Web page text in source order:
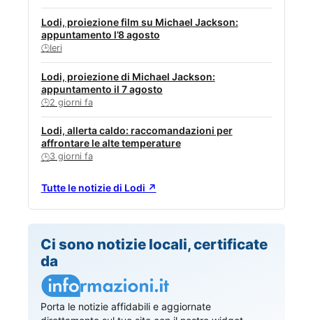
Lodi, proiezione film su Michael Jackson:
appuntamento l’8 agosto
🕒Ieri
Lodi, proiezione di Michael Jackson:
appuntamento il 7 agosto
🕒2 giorni fa
Lodi, allerta caldo: raccomandazioni per
affrontare le alte temperature
🕒3 giorni fa
Tutte le notizie di Lodi ↗
Ci sono notizie locali, certificate
da
Porta le notizie affidabili e aggiornate